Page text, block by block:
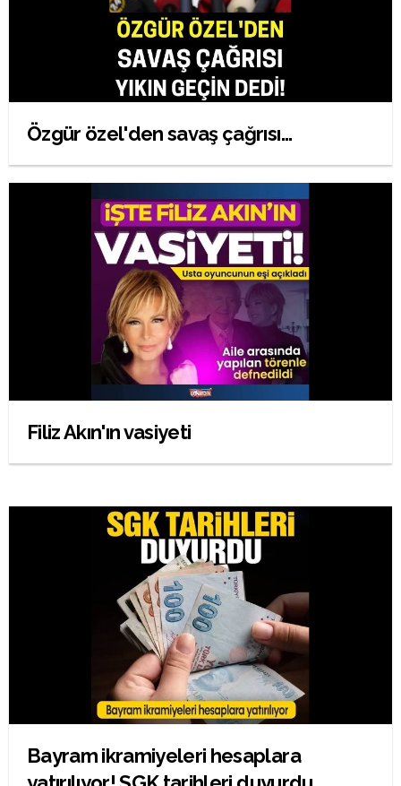
Özgür özel'den savaş çağrısı...
Filiz Akın'ın vasiyeti
Bayram ikramiyeleri hesaplara